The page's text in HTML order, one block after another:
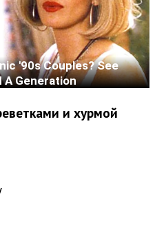
и хурмой